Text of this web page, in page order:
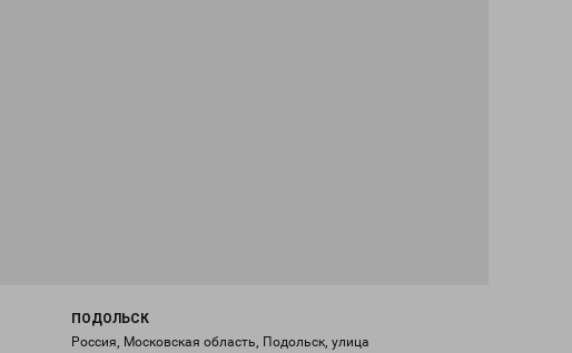
ПОДОЛЬСК
Россия, Московская область, Подольск, улица